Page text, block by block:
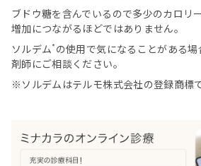
ブドウ糖を含んでいるので多少のカロリ
増加につながるほどではありません。
ソルデム* の使用で気になることがある
剤師にご相談ください。
※ソルデムはテルモ株式会社の登録商標で